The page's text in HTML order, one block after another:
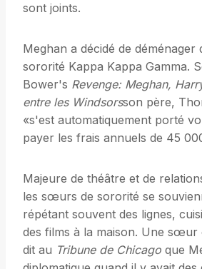
sont joints.
Meghan a décidé de déménager
sororité Kappa Kappa Gamma.
Bower's Revenge: Meghan,
entre les Windsorsson père,
«s'est automatiquement porté
payer les frais annuels de 45
Majeure de théâtre et de
les sœurs de sororité se
répétant souvent des lignes,
des films à la maison. Une sœur
dit au Tribune de Chicago que